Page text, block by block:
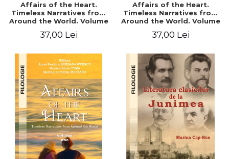
Affairs of the Heart.
Timeless Narratives from
Around the World. Volume
37,00 Lei
Affairs of the Heart.
Timeless Narratives from
Around the World. Volume
37,00 Lei